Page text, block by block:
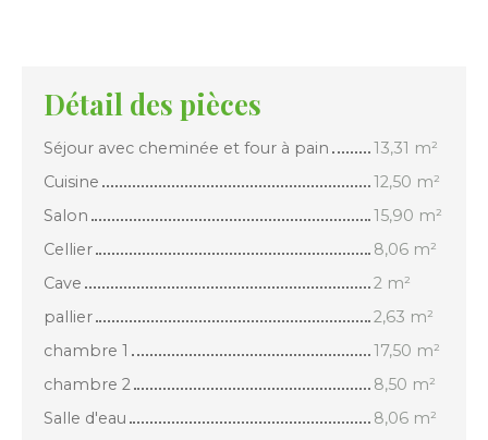
Détail des pièces
Séjour avec cheminée et four à pain
13,31 m²
Cuisine
12,50 m²
Salon
15,90 m²
Cellier
8,06 m²
Cave
2 m²
pallier
2,63 m²
chambre 1
17,50 m²
chambre 2
8,50 m²
Salle d'eau
8,06 m²